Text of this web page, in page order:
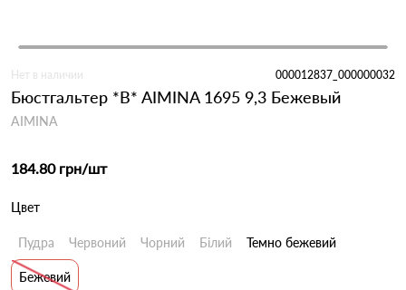
Нет в наличии 000012837_000000032
Бюстгальтер *B* AIMINA 1695 9,3 Бежевый
AIMINA
184.80 грн/шт
Цвет
Пудра Червоний Чорний Білий Темно бежевий
Бежевий